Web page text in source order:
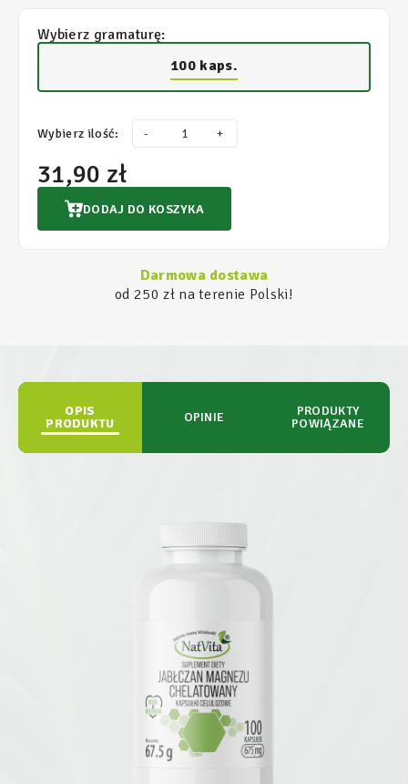
Wybierz gramaturę:
100 kaps.
Wybierz ilość: - +
31,90 zł
DODAJ DO KOSZYKA
Darmowa dostawa
od 250 zł na terenie Polski!
OPIS
PRODUKTU
OPINIE
PRODUKTY
POWIĄZANE